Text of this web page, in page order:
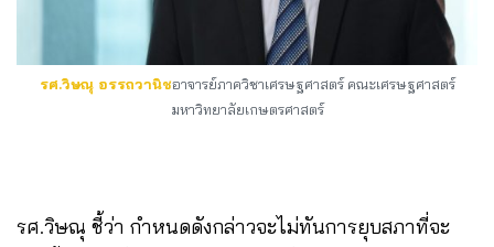
รศ.วิษณุ อรรถวานิชอาจารย์ภาควิชาเศรษฐศาสตร์ คณะเศรษฐศาสตร์
มหาวิทยาลัยเกษตรศาสตร์
รศ.วิษณุ ชี้ว่า กำหนดดังกล่าวจะไม่ทันการยุบสภาที่จะ